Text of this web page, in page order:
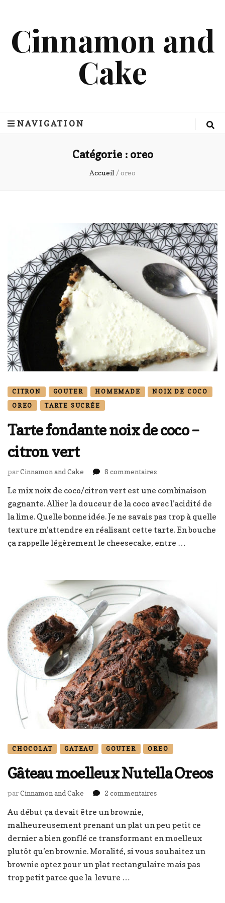
Cinnamon and
Cake
NAVIGATION
Catégorie : oreo
Accueil /oreo
CITRON GOUTER HOMEMADE
NOIX DE COCO
OREO
TARTE SUCRÉE
Tarte fondante noix de coco –
citron vert
parCinnamon and Cake 8 commentairessur
fondante
noix
coco
–
citron
Le mix noix de coco/citron vert est une combinaison
gagnante. Allier la douceur de la coco avec l’acidité de
la lime. Quelle bonne idée. Je ne savais pas trop à quelle
texture m’attendre en réalisant cette tarte. En bouche
ça rappelle légèrement le cheesecake, entre …
CHOCOLAT GATEAU GOUTER OREO
Gâteau moelleux Nutella Oreos
parCinnamon and Cake 2 commentairessur
Nutella
Au début ça devait être un brownie,
malheureusement prenant un plat un peu petit ce
dernier a bien gonflé ce transformant en moelleux
plutôt qu’en brownie. Moralité, si vous souhaitez un
brownie optez pour un plat rectangulaire mais pas
trop petit parce que la levure …